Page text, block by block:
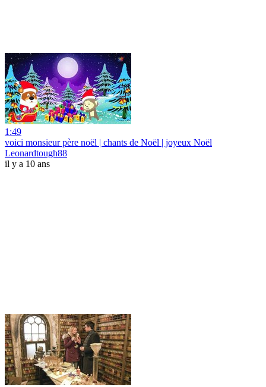
1:49
voici monsieur père noël | chants de Noël | joyeux Noël
Leonardtough88
il y a 10 ans